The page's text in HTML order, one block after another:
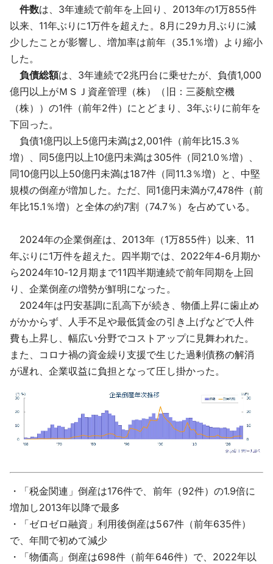
件数は、3年連続で前年を上回り、2013年の1万855件
以来、11年ぶりに1万件を超えた。8月に29カ月ぶりに減
少したことが影響し、増加率は前年（35.1％増）より縮小
した。
負債総額は、3年連続で2兆円台に乗せたが、負債1,000
億円以上がＭＳＪ資産管理（株）（旧：三菱航空機
（株））の1件（前年2件）にとどまり、3年ぶりに前年を
下回った。
負債1億円以上5億円未満は2,001件（前年比15.3％
増）、同5億円以上10億円未満は305件（同21.0％増）、
同10億円以上50億円未満は187件（同11.3％増）と、中堅
規模の倒産が増加した。ただ、同1億円未満が7,478件（前
年比15.1％増）と全体の約7割（74.7％）を占めている。
2024年の企業倒産は、2013年（1万855件）以来、11
年ぶりに1万件を超えた。四半期では、2022年4-6月期か
ら2024年10-12月期まで11四半期連続で前年同期を上回
り、企業倒産の増勢が鮮明になった。
2024年は円安基調に乱高下が続き、物価上昇に歯止め
がかからず、人手不足や最低賃金の引き上げなどで人件
費も上昇し、幅広い分野でコストアップに見舞われた。
また、コロナ禍の資金繰り支援で生じた過剰債務の解消
が遅れ、企業収益に負担となって圧し掛かった。
・「税金関連」倒産は176件で、前年（92件）の1.9倍に
増加し2013年以降で最多
・「ゼロゼロ融資」利用後倒産は567件（前年635件）
で、年間で初めて減少
・「物価高」倒産は698件（前年646件）で、2022年以